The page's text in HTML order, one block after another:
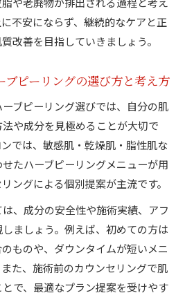
不安にならず、継続的なケアと正
改善を目指していきましょう。
ブピーリングの選び方と考え方
ブピーリング選びでは、自分の肌
や成分を見極めることが大切で
では、敏感肌・乾燥肌・脂性肌な
たハーブピーリングメニューが用
ングによる個別提案が主流です。
、成分の安全性や施術実績、アフ
ましょう。例えば、初めての方は
ものや、ダウンタイムが短いメニ
た、施術前のカウンセリングで肌
で、最適なプラン提案を受けやす